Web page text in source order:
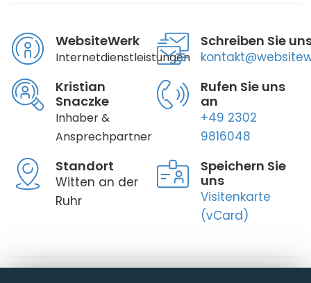
WebsiteWerk
Internetdienstleistungen
Kristian
Snaczke
Inhaber &
Ansprechpartner
Standort
Witten an der
Ruhr
Schreiben Sie
Rufen Sie uns
an
+49 2302
9816048
Speichern Sie
uns
Visitenkarte
(vCard)